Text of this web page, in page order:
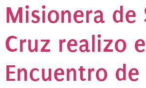
Misionera de
Cruz realizo
Encuentro de